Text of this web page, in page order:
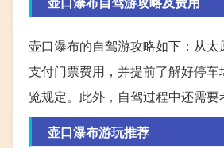
壶口瀑布的自驾游攻略如下：从
支付门票费用，并提前了解好停
览规定。此外，自驾过程中还需要
壶口瀑布游玩推荐